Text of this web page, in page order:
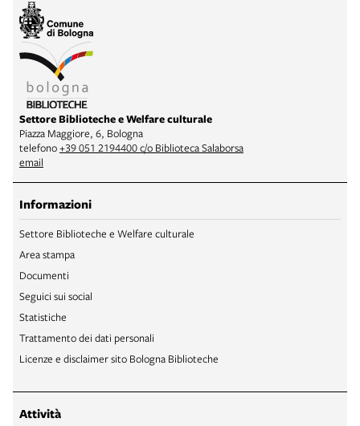
Settore Biblioteche e Welfare culturale
Piazza Maggiore, 6, Bologna
telefono+39 051 2194400 c/o Biblioteca Salaborsa
email
Informazioni
Settore Biblioteche e Welfare culturale
Area stampa
Documenti
Seguici sui social
Statistiche
Trattamento dei dati personali
Licenze e disclaimer sito Bologna Biblioteche
Attività